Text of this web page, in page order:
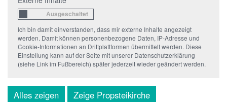
Ich bin damit einverstanden, dass mir externe Inhalte angezeigt
werden. Damit können personenbezogene Daten, IP-Adresse und
Cookie-Informationen an Drittplattformen übermittelt werden. Diese
Einstellung kann auf der Seite mit unserer Datenschutzerklärung
(siehe Link im Fußbereich) später jederzeit wieder geändert werden.
Alles zeigen
Zeige Propsteikirche